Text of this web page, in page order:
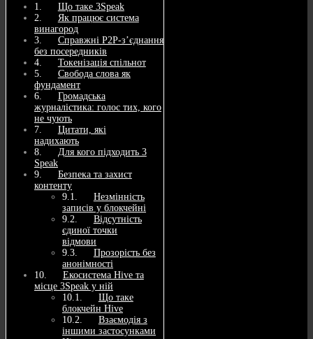
Що таке 3Speak
Як працює система
винагород
Справжні P2P-з’єднання
без посередників
Токенізація спільнот
Свобода слова як
фундамент
Громадська
журналістика: голос тих, кого
не чують
Цитати, які
надихають
Для кого підходить 3
Speak
Безпека та захист
контенту
Незмінність
записів у блокчейні
Відсутність
єдиної точки
відмови
Прозорість без
анонімності
Екосистема Hive та
місце 3Speak у ній
Що таке
блокчейн Hive
Взаємодія з
іншими застосунками